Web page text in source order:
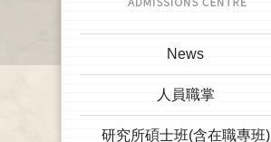
News
人員職掌
研究所碩士班(含在職專班)